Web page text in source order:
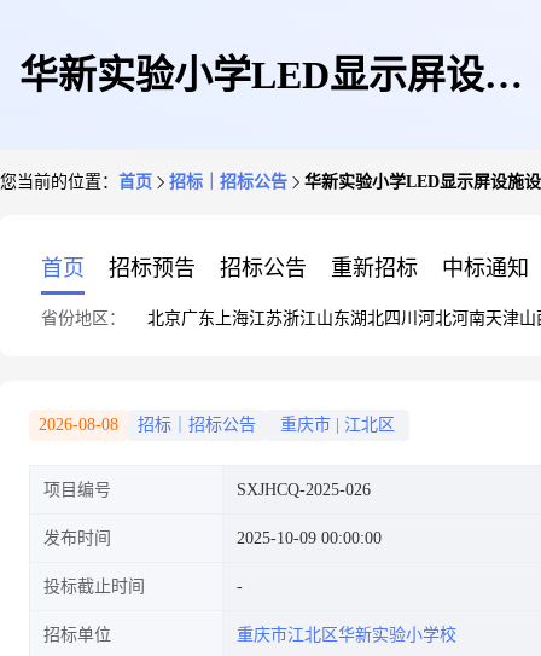
华新实验小学LED显示屏设施
您当前的位置： 首页 招标｜招标公告 华新实验小学LED显示屏设施
首页 招标预告 招标公告 重新招标 中标通知
省份地区： 北京广东 上海江苏浙江山东湖北四川 河北河南天津山
2026-08-08 招标｜招标公告 重庆市 江北区
项目编号 SXJHCQ-2025-026
发布时间 2025-10-09 00:00:00
投标截止时间
招标单位 重庆市江北区华新实验小学校